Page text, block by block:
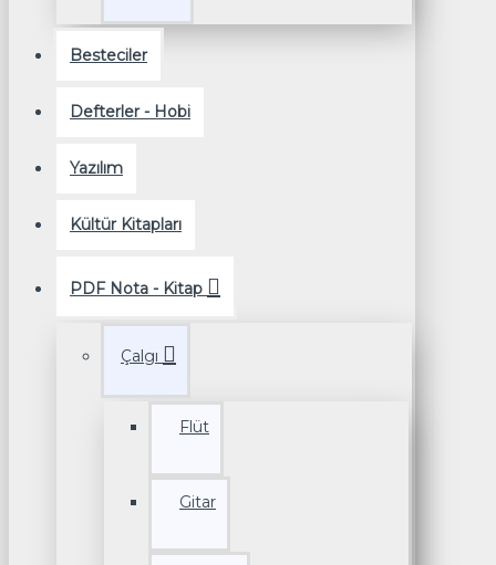
Besteciler
Defterler - Hobi
Yazılım
Kültür Kitapları
PDF Nota - Kitap
Çalgı
Flüt
Gitar